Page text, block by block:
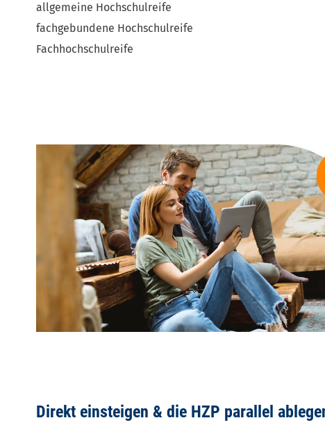
allgemeine Hochschulreife
fachgebundene Hochschulreife
Fachhochschulreife
Direkt einsteigen & die HZP parallel